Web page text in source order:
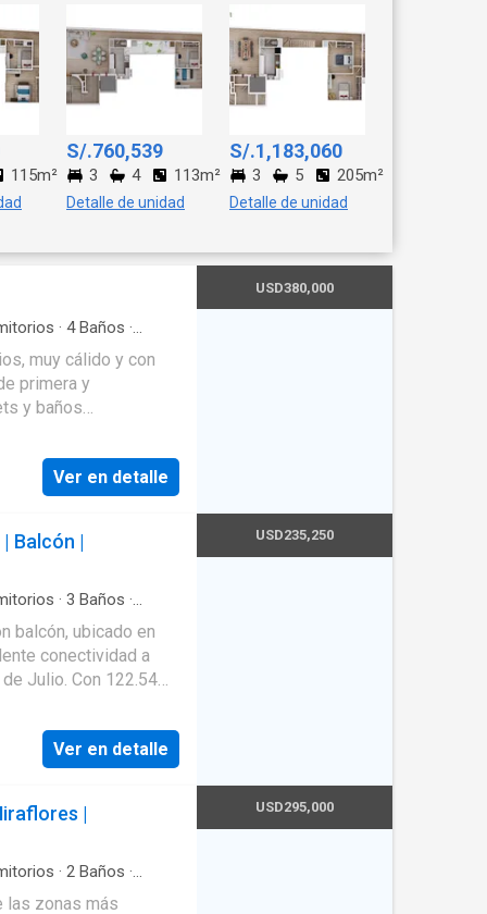
115m²
S/.760,539
3 4 113m²
Detalle de unidad
S/.1,183,060
3 5 205m²
Detalle de unidad
· 4Baños ·
Vigilante ·Seguridad·
muy cálido y con
primera y
y baños
y otra abierta, equipada
Ver en detalle
USD380,000
Balcón |
· 3 Baños ·
balcón, ubicado en
conectividad a
122.54
ideales para
de vida.
• 2 baños
• Cuarto y baño de
por nivel,
Ver en detalle
USD235,250
|
· 2 Baños ·
las zonas más
USD295,000